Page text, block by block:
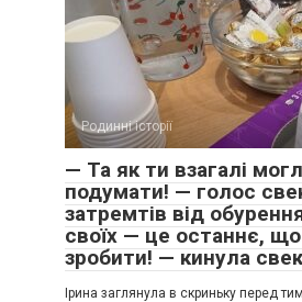
Родинні історії
— Та як ти взагалі
подумати! — голос
затремтів від
своїх — це останнє,
зробити! — кинула
Ірина заглянула в скриньку перед